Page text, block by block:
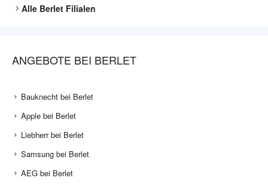
Alle Berlet Filialen
ANGEBOTE BEI BERLET
Bauknecht bei Berlet
Apple bei Berlet
Liebherr bei Berlet
Samsung bei Berlet
AEG bei Berlet